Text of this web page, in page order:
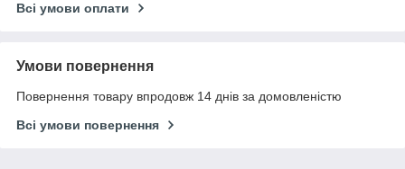
Всі умови оплати
Умови повернення
Повернення товару впродовж 14 днів за домовленістю
Всі умови повернення